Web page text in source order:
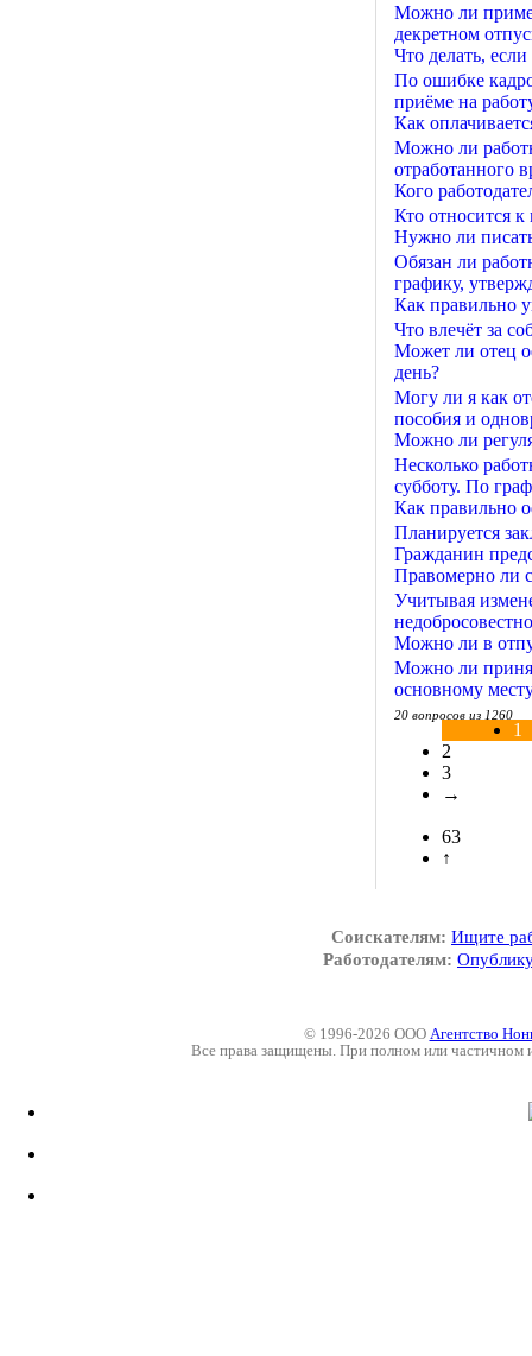
Можно ли
декретном
Что делать,
По ошибке
приёме на
Как
Можно ли
отработанного
Кого
Кто относится
Нужно ли
Обязан ли
графику,
Как правильно
Что влечёт за
Может ли отец
день?
Могу ли я как
пособия и
Можно ли
Несколько
субботу. По
Как правильно
Планируется
Гражданин
Правомерно ли
Учитывая
Можно ли в
Можно ли
основному
20 вопросов из 1260
1
2
3
→
63
↑
Соискателям: Ищите
Работодателям:
© 1996-2026 ООО Агентство
Все права защищены. При полном или частичном